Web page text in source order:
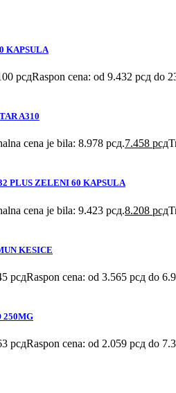
KAPSULA
рсдRaspon cena: od 9.432 рсд do
A310
cena je bila: 8.978 рсд.7.458 рсд
PLUS ZELENI 60 KAPSULA
cena je bila: 9.423 рсд.8.208 рсд
KESICE
рсдRaspon cena: od 3.565 рсд do
250MG
рсдRaspon cena: od 2.059 рсд do